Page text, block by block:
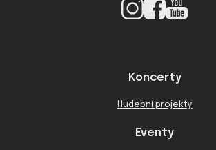
Koncerty
Hudební projekty
Eventy